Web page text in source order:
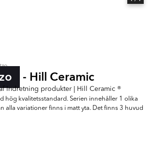
- Hill Ceramic
Indretning produkter | Hill Ceramic ®
hög kvalitetsstandard. Serien innehåller 1 olika
alla variationer finns i matt yta. Det finns 3 huvud